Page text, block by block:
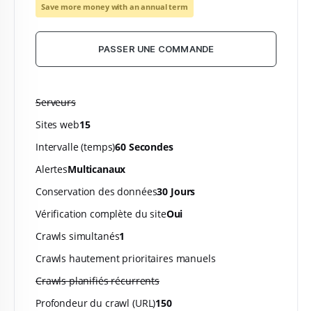
Save more money with an annual term
PASSER UNE COMMANDE
Serveurs
Sites web15
Intervalle (temps)60 Secondes
AlertesMulticanaux
Conservation des données30 Jours
Vérification complète du siteOui
Crawls simultanés1
Crawls hautement prioritaires manuels
Crawls planifiés récurrents
Profondeur du crawl (URL)150